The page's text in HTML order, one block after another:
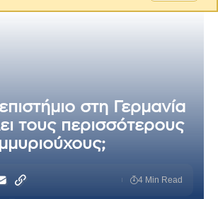
στη Γερμανία
τους περισσότερους
4 Min Read